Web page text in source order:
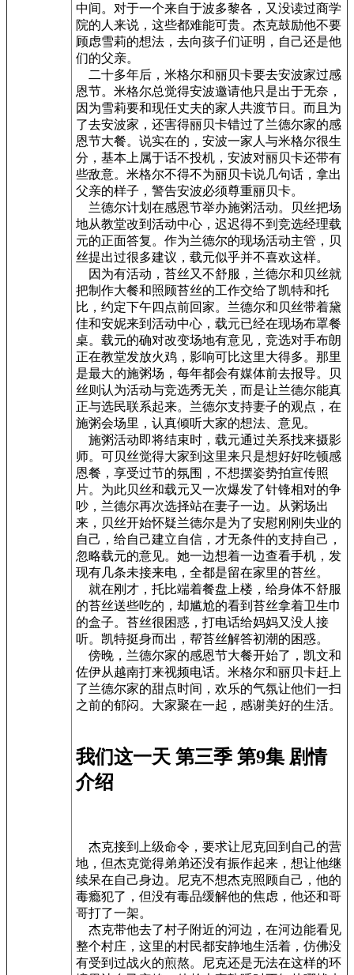
中间。对于一个来自于波多黎各，又没读过商学
院的人来说，这些都难能可贵。杰克鼓励他不要
顾虑雪莉的想法，去向孩子们证明，自己还是他
们的父亲。
二十多年后，米格尔和丽贝卡要去安波家过感
恩节。米格尔总觉得安波邀请他只是出于无奈，
因为雪莉要和现任丈夫的家人共渡节日。而且为
了去安波家，还害得丽贝卡错过了兰德尔家的感
恩节大餐。说实在的，安波一家人与米格尔很生
分，基本上属于话不投机，安波对丽贝卡还带有
些敌意。米格尔不得不为丽贝卡说几句话，拿出
父亲的样子，警告安波必须尊重丽贝卡。
兰德尔计划在感恩节举办施粥活动。贝丝把场
地从教堂改到活动中心，迟迟得不到竞选经理载
元的正面答复。作为兰德尔的现场活动主管，贝
丝提出过很多建议，载元似乎并不喜欢这样。
因为有活动，苔丝又不舒服，兰德尔和贝丝就
把制作大餐和照顾苔丝的工作交给了凯特和托
比，约定下午四点前回家。兰德尔和贝丝带着黛
佳和安妮来到活动中心，载元已经在现场布罩餐
桌。载元的确对改变场地有意见，竞选对手布朗
正在教堂发放火鸡，影响可比这里大得多。那里
是最大的施粥场，每年都会有媒体前去报导。贝
丝则认为活动与竞选秀无关，而是让兰德尔能真
正与选民联系起来。兰德尔支持妻子的观点，在
施粥会场里，认真倾听大家的想法、意见。
施粥活动即将结束时，载元通过关系找来摄影
师。可贝丝觉得大家到这里来只是想好好吃顿感
恩餐，享受过节的氛围，不想摆姿势拍宣传照
片。为此贝丝和载元又一次爆发了针锋相对的争
吵，兰德尔再次选择站在妻子一边。从粥场出
来，贝丝开始怀疑兰德尔是为了安慰刚刚失业的
自己，给自己建立自信，才无条件的支持自己，
忽略载元的意见。她一边想着一边查看手机，发
现有几条未接来电，全都是留在家里的苔丝。
就在刚才，托比端着餐盘上楼，给身体不舒服
的苔丝送些吃的，却尴尬的看到苔丝拿着卫生巾
的盒子。苔丝很困惑，打电话给妈妈又没人接
听。凯特挺身而出，帮苔丝解答初潮的困惑。
傍晚，兰德尔家的感恩节大餐开始了，凯文和
佐伊从越南打来视频电话。米格尔和丽贝卡赶上
了兰德尔家的甜点时间，欢乐的气氛让他们一扫
之前的郁闷。大家聚在一起，感谢美好的生活。
我们这一天 第三季 第9集 剧情
介绍
杰克接到上级命令，要求让尼克回到自己的营
地，但杰克觉得弟弟还没有振作起来，想让他继
续呆在自己身边。尼克不想杰克照顾自己，他的
毒瘾犯了，但没有毒品缓解他的焦虑，他还和哥
哥打了一架。
杰克带他去了村子附近的河边，在河边能看见
整个村庄，这里的村民都安静地生活着，仿佛没
有受到过战火的煎熬。尼克还是无法在这样的环